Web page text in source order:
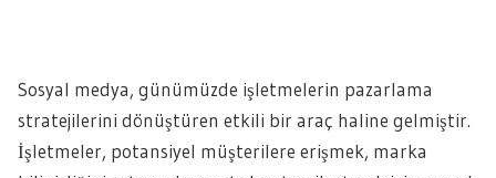
Sosyal medya, günümüzde işletmelerin pazarlama
stratejilerini dönüştüren etkili bir araç haline gelmiştir.
İşletmeler, potansiyel müşterilere erişmek, marka